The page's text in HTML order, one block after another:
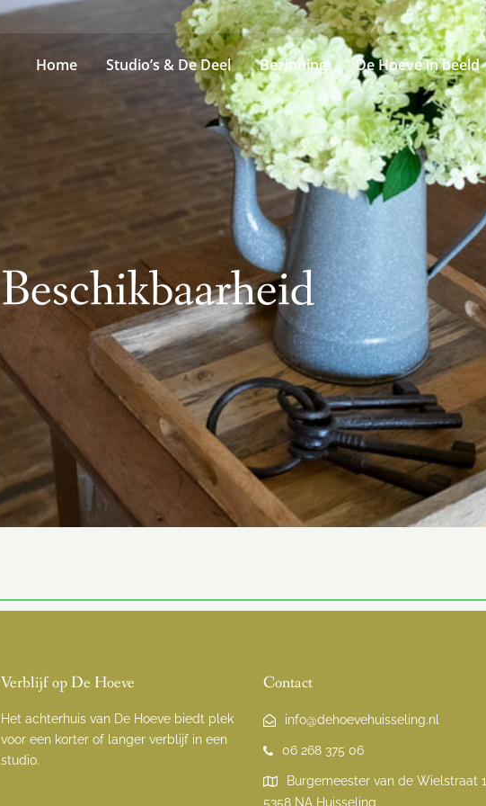
Home Studio’s & De Deel Bezinning De Hoeve in beeld
Beschikbaarheid
Verblijf op De Hoeve
Het achterhuis van De Hoeve biedt plek
voor een korter of langer verblijf in een
studio.
Contact
info@dehoevehuisseling.nl
06 268 375 06
Burgemeester van de Wielstraat 1,
5358 NA Huisseling